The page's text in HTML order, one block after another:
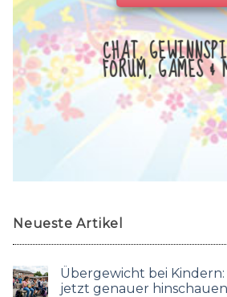
CHAT,
FORUM, GAMES &
Neueste Artikel
Übergewicht bei
jetzt genauer